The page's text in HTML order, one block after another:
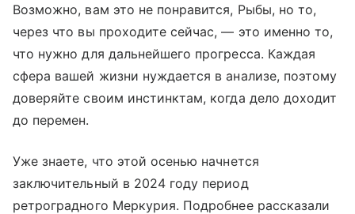
Возможно, вам это не понравится, Рыбы, но то,
через что вы проходите сейчас, — это именно то,
что нужно для дальнейшего прогресса. Каждая
сфера вашей жизни нуждается в анализе, поэтому
доверяйте своим инстинктам, когда дело доходит
до перемен.
Уже знаете, что этой осенью начнется
заключительный в 2024 году период
ретроградного Меркурия. Подробнее рассказали